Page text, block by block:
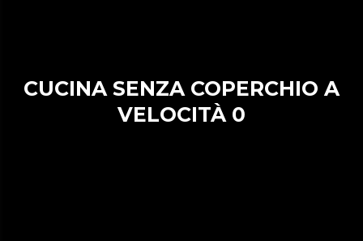
CUCINA SENZA COPERCHIO A
VELOCITÀ 0